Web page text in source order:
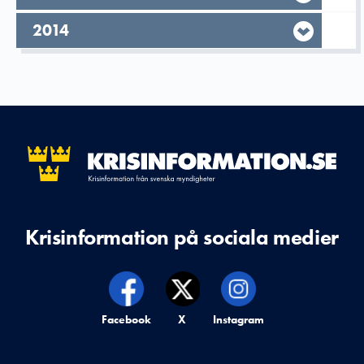
År,
2014
Krisinformation på sociala medier
Krisinformation på,
Facebook Krisinformation på,
X Krisinformation på,
Instagram